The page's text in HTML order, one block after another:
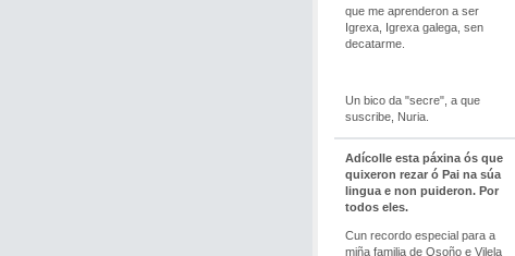
que me aprenderon a ser
Igrexa, Igrexa galega, sen
decatarme.
Un bico da "secre", a que
suscribe, Nuria.
Adícolle esta páxina ós que
quixeron rezar ó Pai na súa
lingua e non puideron. Por
todos eles.
Cun recordo especial para a
miña familia de Osoño e Vilela